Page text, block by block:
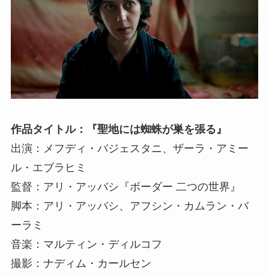
作品タイトル：『聖地には蜘蛛が巣を張る』
出演：メフディ・バジェスタニ、ザーラ・アミー
ル・エブラヒミ
監督：アリ・アッバシ『ボーダー 二つの世界』
脚本：アリ・アッバシ、アフシン・カムラン・バ
ーラミ
音楽：マルティン・ディルコフ
撮影：ナディム・カールセン